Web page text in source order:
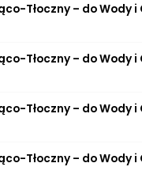
Tłoczny – do Wody
Tłoczny – do Wody
Tłoczny – do Wody
Tłoczny – do Wody